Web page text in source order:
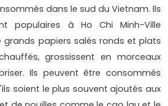
dans le sud du Vietnam. Ils
populaires à Ho Chi Minh-Ville
grands papiers salés ronds et plats
grossissent en morceaux
Ils peuvent être consommés
soient le plus souvent ajoutés aux